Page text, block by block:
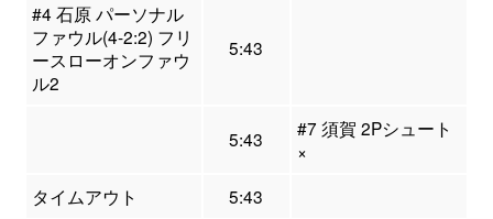
#4 石原 パーソナル
ファウル(4-2:2) フリ
ースローオンファウ
ル2
5:43
5:43
#7 須賀 2Pシュート
×
タイムアウト
5:43